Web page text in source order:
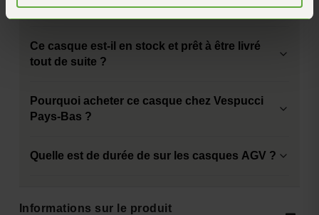
Informations sur le produit
un autre intercom ?
Ce casque est-il en stock et prêt à être livré
tout de suite ?
Pourquoi acheter ce casque chez Vespucci
Pays-Bas ?
Quelle est de durée de sur les casques AGV ?